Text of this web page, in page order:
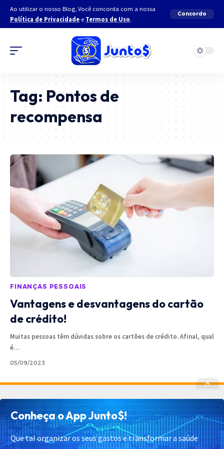
Ao utilizar o nosso Blog, Você concorda com a nossa
Política de Privacidade e Termos de Uso.
Concordo
Tag: Pontos de
recompensa
FINANÇAS PESSOAIS
Vantagens e desvantagens do cartão
de crédito!
Muitas pessoas têm dúvidas sobre os cartões de crédito. Afinal, qual
é…
05/09/2023
Termos de Uso Contato Cadastrar Quem Somos
Conheça o App Junto$!
Que tal organizar os seus gastos e transformar a saúde